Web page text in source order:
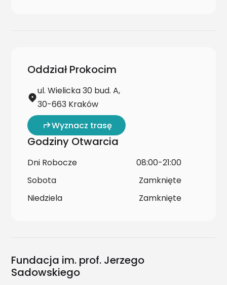
Oddział Prokocim
ul. Wielicka 30 bud. A,
30-663 Kraków
Wyznacz trasę
Godziny Otwarcia
Dni Robocze
08:00-21:00
Sobota
Zamknięte
Niedziela
Zamknięte
Fundacja im. prof. Jerzego
Sadowskiego